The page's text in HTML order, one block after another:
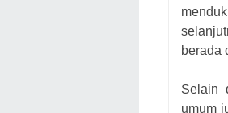
berada
Selain
umum